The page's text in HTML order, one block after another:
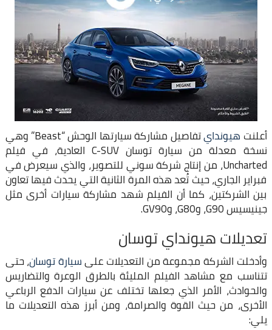
أعلنت هيونداي تفاصيل مشاركة سيارتها الوحش “Beast” وهي
نسخة معدلة من سيارة توسان C-SUV العادية، في فيلم
Uncharted، من إنتاج شركة سوني للتصوير، والذي سيعرض في
فبراير الجاري، حيث تُعد هذه المرة الثانية التي يحدث فيها تعاون
بين الشركتين، كما أن الفيلم شهد مشاركة سيارات أخرى مثل
جينيسيس G90، وG80، وGV90.
تعديلات هيونداي توسان
وأدخلت الشركة مجموعة من التعديلات علىسيارة توسان، حتى
تتناسب مع مشاهد الفيلم المليئة بالطرق الوعرة والتضاريس
والحوادث، الأمر الذي جعلها تختلف عن سيارات الدفع الرباعي
الأخرى، من حيث القوة والصرامة، ومن أبرز هذه التعديلات ما
يلي: